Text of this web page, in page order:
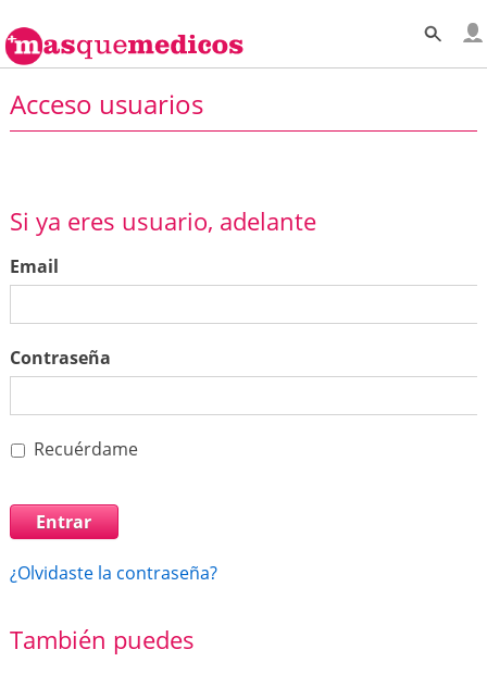
Acceso usuarios
Si ya eres usuario, adelante
Email
Contraseña
Recuérdame
¿Olvidaste la contraseña?
También puedes